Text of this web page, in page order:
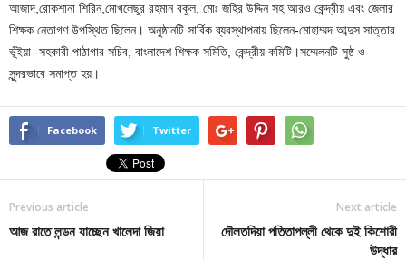
আজাদ,রোকশানা শিরিন,মোখলেছুর রহমান বকুল, মোঃ জহির উদ্দিন সহ আরও কেন্দ্রীয় এবং জেলার
শিক্ষক নেতাগণ উপস্থিত ছিলেন। অনুষ্ঠানটি সার্বিক ব্যবস্থাপনায় ছিলেন-মোহাম্মদ আব্দুস সাত্তার
ভূঁইয়া -সহকারী পাঠাগার সচিব, বাংলাদেশ শিক্ষক সমিতি, কেন্দ্রীয় কমিটি।সম্মেলনটি সুষ্ঠ ও
সুন্দরভাবে সমাপ্ত হয়।
Facebook Twitter
Previous article
আজ রাতে লন্ডন যাচ্ছেন খালেদা জিয়া
Next article
দৌলতদিয়া পতিতাপল্লী থেকে দুই কিশোরী
উদ্ধার